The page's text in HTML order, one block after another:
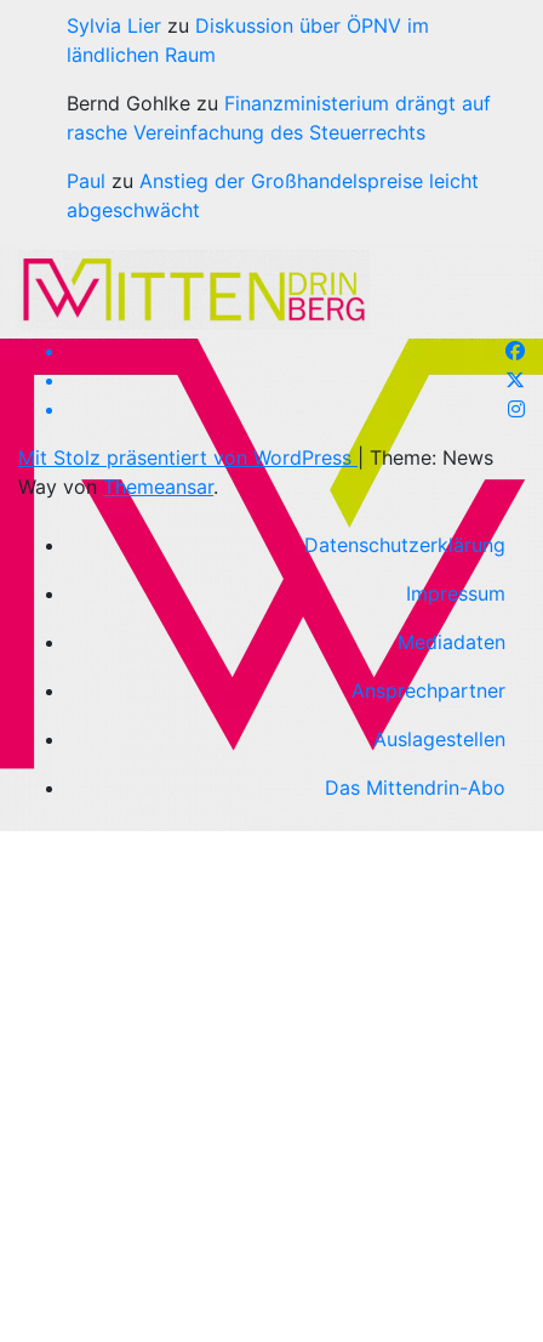
Sylvia Lier zu Diskussion über ÖPNV im
ländlichen Raum
Bernd Gohlke zu Finanzministerium drängt auf
rasche Vereinfachung des Steuerrechts
Paul zu Anstieg der Großhandelspreise leicht
abgeschwächt
Mit Stolz präsentiert von WordPress
Theme: News
Way vonThemeansar.
Datenschutzerklärung
Impressum
Mediadaten
Ansprechpartner
Auslagestellen
Das Mittendrin-Abo